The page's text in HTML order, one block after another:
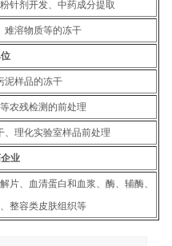
针剂开发、中药成分提取
难溶物质等的冻干
泥样品的冻干
农残检测的前处理
、理化实验室样品前处理
业
片、血清蛋白和血浆、酶、辅酶、
整容类皮肤组织等